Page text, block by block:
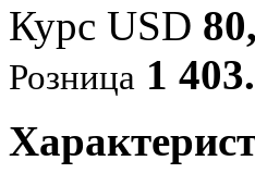
Курс USD
Розница 1